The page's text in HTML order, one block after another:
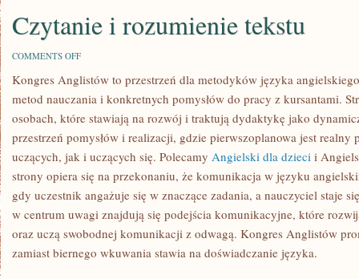
Czytanie i rozumienie tekstu
COMMENTS OFFON
I
TEKSTU
Kongres Anglistów to przestrzeń dla metodyków języka
metod nauczania i konkretnych pomysłów do pracy z kursantami.
osobach, które stawiają na rozwój i traktują dydaktykę jako
przestrzeń pomysłów i realizacji, gdzie pierwszoplanowa jest realny
uczących, jak i uczących się. Polecamy Angielski dla dzieci i
strony opiera się na przekonaniu, że komunikacja w języku
gdy uczestnik angażuje się w znaczące zadania, a nauczyciel staje
w centrum uwagi znajdują się podejścia komunikacyjne, które
oraz uczą swobodnej komunikacji z odwagą. Kongres Anglistów
zamiast biernego wkuwania stawia na doświadczanie języka.